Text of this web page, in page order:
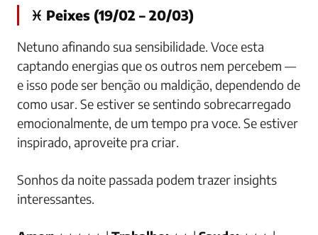
♓ Peixes (19/02 – 20/03)
Netuno afinando sua sensibilidade. Voce esta
captando energias que os outros nem percebem —
e isso pode ser benção ou maldição, dependendo de
como usar. Se estiver se sentindo sobrecarregado
emocionalmente, de um tempo pra voce. Se estiver
inspirado, aproveite pra criar.
Sonhos da noite passada podem trazer insights
interessantes.